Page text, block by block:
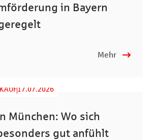
in Bayern
Mehr
17.07.2026
München: Wo sich
gut anfühlt